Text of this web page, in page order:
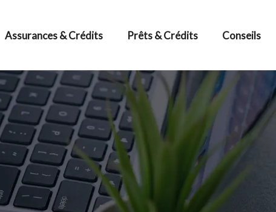
Assurances & Crédits Prêts & Crédits Conseils